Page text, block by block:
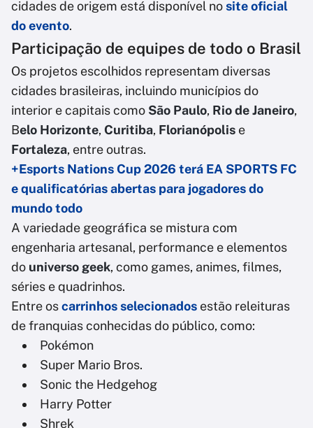
cidades de origem está disponível nosite oficial
do evento.
Participação de equipes de todo o Brasil
Os projetos escolhidos representam diversas
cidades brasileiras, incluindo municípios do
interior e capitais como São Paulo, Rio de Janeiro,
Belo Horizonte, Curitiba, Florianópolis e
Fortaleza, entre outras.
+Esports Nations Cup 2026 terá EA SPORTS FC
e qualificatórias abertas para jogadores do
mundo todo
A variedade geográfica se mistura com
engenharia artesanal, performance e elementos
do universo geek, como games, animes, filmes,
séries e quadrinhos.
Entre oscarrinhos selecionados estão releituras
de franquias conhecidas do público, como:
Pokémon
Super Mario Bros.
Sonic the Hedgehog
Harry Potter
Shrek